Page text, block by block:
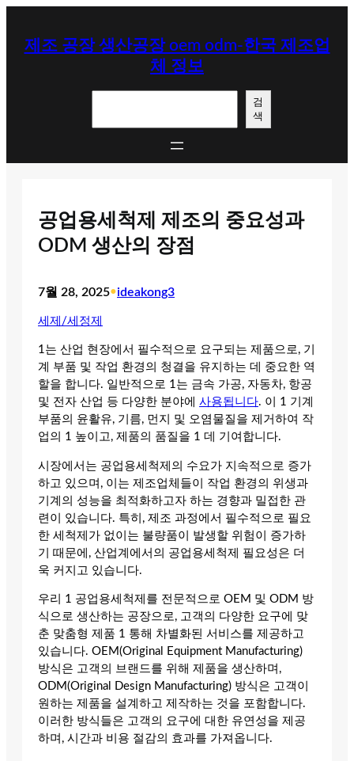
제조 공장 생산공장 oem odm-한국 제조업
체 정보
검
색
공업용세척제 제조의 중요성과
ODM 생산의 장점
7월 28, 2025•ideakong3
세제/세정제
1는 산업 현장에서 필수적으로 요구되는 제품으로, 기
계 부품 및 작업 환경의 청결을 유지하는 데 중요한 역
할을 합니다. 일반적으로 1는 금속 가공, 자동차, 항공
및 전자 산업 등 다양한 분야에 사용됩니다. 이 1 기계
부품의 윤활유, 기름, 먼지 및 오염물질을 제거하여 작
업의 1 높이고, 제품의 품질을 1 데 기여합니다.
시장에서는 공업용세척제의 수요가 지속적으로 증가
하고 있으며, 이는 제조업체들이 작업 환경의 위생과
기계의 성능을 최적화하고자 하는 경향과 밀접한 관
련이 있습니다. 특히, 제조 과정에서 필수적으로 필요
한 세척제가 없이는 불량품이 발생할 위험이 증가하
기 때문에, 산업계에서의 공업용세척제 필요성은 더
욱 커지고 있습니다.
우리 1 공업용세척제를 전문적으로 OEM 및 ODM 방
식으로 생산하는 공장으로, 고객의 다양한 요구에 맞
춘 맞춤형 제품 1 통해 차별화된 서비스를 제공하고
있습니다. OEM(Original Equipment Manufacturing)
방식은 고객의 브랜드를 위해 제품을 생산하며,
ODM(Original Design Manufacturing) 방식은 고객이
원하는 제품을 설계하고 제작하는 것을 포함합니다.
이러한 방식들은 고객의 요구에 대한 유연성을 제공
하며, 시간과 비용 절감의 효과를 가져옵니다.